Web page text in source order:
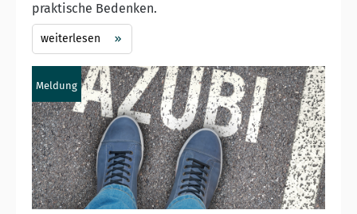
praktische Bedenken.
weiterlesen
Meldung